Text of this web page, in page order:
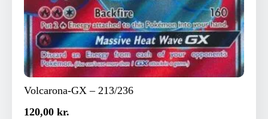
Volcarona-GX – 213/236
120,00 kr.